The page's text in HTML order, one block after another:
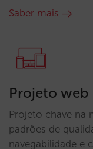
Saber mais
Projeto web
Projeto chave na
padrões de
navegabilidade e